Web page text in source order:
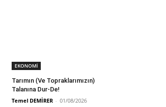
EKONOMİ
Tarımın (Ve Topraklarımızın)
Talanına Dur-De!
Temel DEMİRER - 01/08/2026